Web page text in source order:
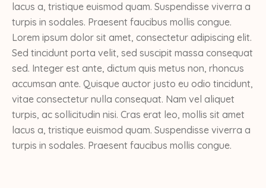
lacus a, tristique euismod quam. Suspendisse viverra a
turpis in sodales. Praesent faucibus mollis congue.
Lorem ipsum dolor sit amet, consectetur adipiscing elit.
Sed tincidunt porta velit, sed suscipit massa consequat
sed. Integer est ante, dictum quis metus non, rhoncus
accumsan ante. Quisque auctor justo eu odio tincidunt,
vitae consectetur nulla consequat. Nam vel aliquet
turpis, ac sollicitudin nisi. Cras erat leo, mollis sit amet
lacus a, tristique euismod quam. Suspendisse viverra a
turpis in sodales. Praesent faucibus mollis congue.